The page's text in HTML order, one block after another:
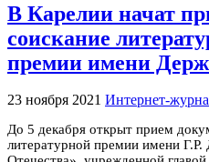
В Карелии начат
соискание
премии имени
23 ноября 2021 Интернет-
До 5 декабря открыт прием
литературной премии имени Г.Р.